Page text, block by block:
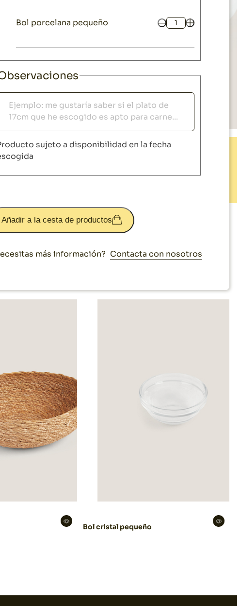
Bol porcelana pequeño Cantidad
sujeto a disponibilidad en la fecha
Añadir a la cesta de productos
más información? Contacta con nosotros
Bol cristal pequeño